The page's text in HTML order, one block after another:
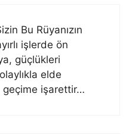
Bu Rüyanızın
işlerde ön
güçlükleri
elde
geçime işarettir…